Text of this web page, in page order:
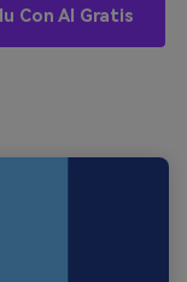
Con AI Gratis